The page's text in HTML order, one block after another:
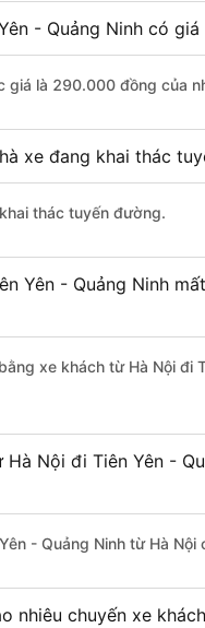
- Quảng Ninh có giá
giá là 290.000 đồng của
xe đang khai thác
thác tuyến đường.
Yên - Quảng Ninh
xe khách từ Hà Nội đi
Hà Nội đi Tiên Yên -
- Quảng Ninh từ Hà
nhiêu chuyến xe